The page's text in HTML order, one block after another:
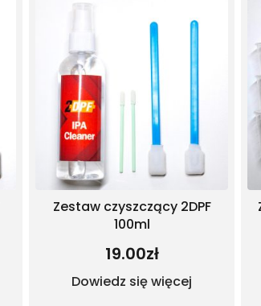
Zestaw czyszczący 2DPF
100ml
19.00zł
Dowiedz się więcej